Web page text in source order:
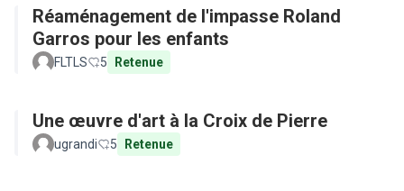
Réaménagement de l'impasse Roland
Garros pour les enfants
FLTLS 5 Retenue
Une œuvre d'art à la Croix de Pierre
ugrandi 5 Retenue